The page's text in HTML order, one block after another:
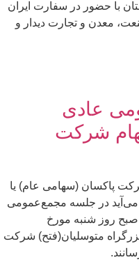
کابینه پاکستان با حضور در سفارت ایران
معدن و تجارت دیدار و
عادی
شرکت
پاکسان (سهامی عام) یا
می‌آید در جلسه مجمع‌عمومی
فوق‌العاده این شرکت رأس ساعت ۱۰ صبح روز شنبه مورخ
۰۵/۲۴ در محل تهران کیلومتر ۸ بزرگراه متوسلیان(فتح) شرکت